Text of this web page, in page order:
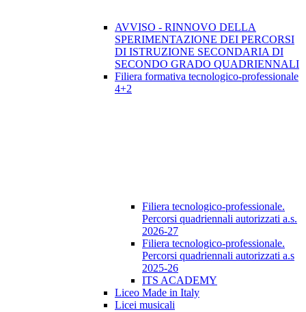
AVVISO - RINNOVO DELLA
SPERIMENTAZIONE DEI PERCORSI
DI ISTRUZIONE SECONDARIA DI
SECONDO GRADO QUADRIENNALI
Filiera formativa tecnologico-professionale
4+2
Filiera tecnologico-professionale.
Percorsi quadriennali autorizzati a.s.
2026-27
Filiera tecnologico-professionale.
Percorsi quadriennali autorizzati a.s
2025-26
ITS ACADEMY
Liceo Made in Italy
Licei musicali